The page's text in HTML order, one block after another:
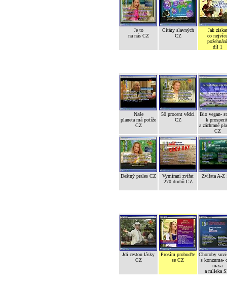
Je to
na nás CZ
Citáty slavných
CZ
Jak získat
co nejvíce
požehnání
díl 1
Naše
planeta má potíže
CZ
50 procent vědci
CZ
Bio vegan-
k
a záchraně
CZ
Deštný prales CZ
Vymíraní zvířat
270 druhů CZ
Zvířata A-Z
Jdi cestou lásky
CZ
Prosím probuďte
se CZ
Choroby
s konzuma-
masa
a mlieka